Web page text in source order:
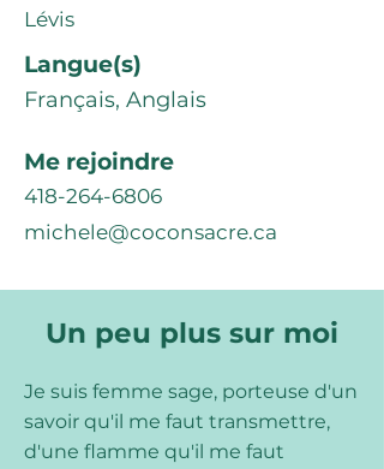
Lévis
Langue(s)
Français, Anglais
Me rejoindre
418-264-6806
michele@coconsacre.ca
Un peu plus sur moi
Je suis femme sage, porteuse d'un
savoir qu'il me faut transmettre,
d'une flamme qu'il me faut